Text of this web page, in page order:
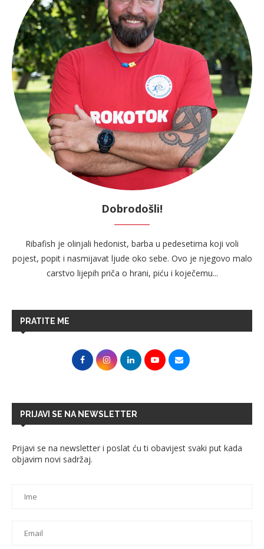
Dobrodošli!
Ribafish je olinjali hedonist, barba u pedesetima koji voli
pojest, popit i nasmijavat ljude oko sebe. Ovo je njegovo malo
carstvo lijepih priča o hrani, piću i koječemu...
PRATITE ME
PRIJAVI SE NA NEWSLETTER
Prijavi se na newsletter i poslat ću ti obavijest svaki put kada
objavim novi sadržaj.